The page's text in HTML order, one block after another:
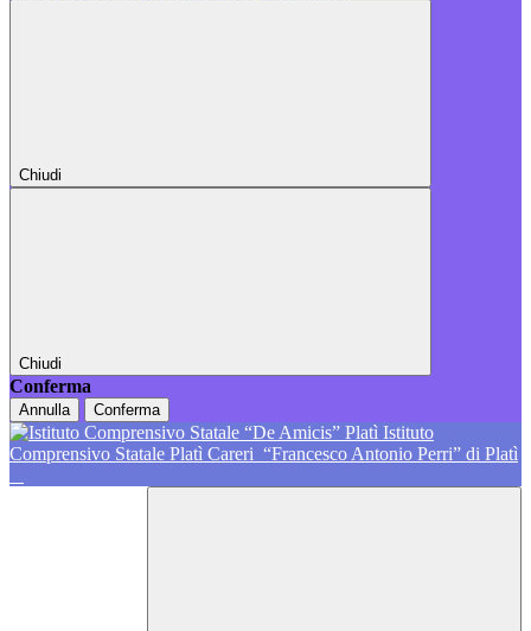
Chiudi
Chiudi
Conferma
Annulla Conferma
Istituto
Comprensivo Statale Platì Careri “Francesco Antonio Perri” di Platì